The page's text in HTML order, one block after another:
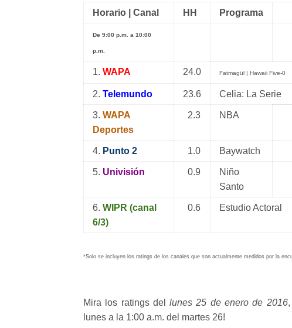
Horario | Canal HH Programa
De 9:00 p.m. a 10:00
p.m.
1. WAPA 24.0 Fatmagül | Hawaii Five-0
2. Telemundo 23.6 Celia: La Serie
3. WAPA
Deportes
2.3 NBA
4. Punto 2 1.0 Baywatch
5. Univisión 0.9
Niño
Santo
6. WIPR (canal
6/3)
0.6 Estudio Actoral
*Solo se incluyen los ratings de los canales que son actualmente medidos por la
Mira los ratings dellunes 25 de enero de 2016,
lunes a la 1:00 a.m. del martes 26!